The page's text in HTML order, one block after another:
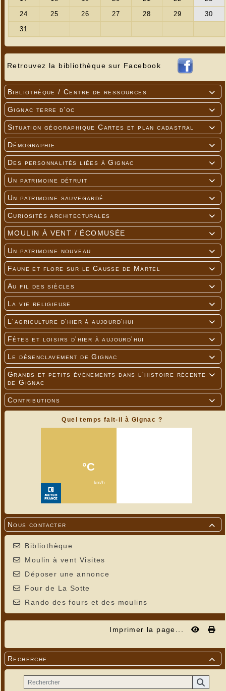
Retrouvez la bibliothèque sur Facebook

Bibliothèque / Centre de ressources

Gignac terre d'oc

Situation géographique Cartes et plan cadastral

Démographie

Des personnalités liées à Gignac

Un patrimoine détruit

Un patrimoine sauvegardé

Curiosités architecturales

MOULIN À VENT / ÉCOMUSÉE

Un patrimoine nouveau

Faune et flore sur le Causse de Martel

Au fil des siècles

La vie religieuse

L'agriculture d'hier à aujourd'hui

Fêtes et loisirs d'hier à aujourd'hui

Le désenclavement de Gignac

Grands et petits événements dans l'histoire récente
de Gignac

Contributions
Quel temps fait-il à Gignac ?

Nous contacter
Bibliothèque
Moulin à vent Visites
Déposer une annonce
Four de La Sotte
Rando des fours et des moulins
Imprimer la page...

Recherche